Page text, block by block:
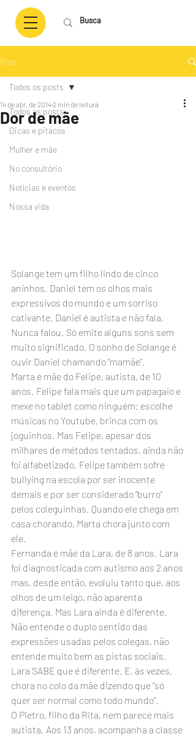
Post
Todos os posts
Dicas e pitacos
Mulher e mãe
No consultório
Notícias e eventos
Nossa vida
Todos os posts
Dor de mãe
14 de abr. de 20142 min de leitura
Solange tem um filho lindo de cinco
aninhos. Daniel tem os olhos mais
expressivos do mundo e um sorriso
cativante. Daniel é autista e não fala.
Nunca falou. Só emite alguns sons sem
muito significado. O sonho de Solange é
ouvir Daniel chamando “mamãe”.
Marta é mãe do Felipe, autista, de 10
anos. Felipe fala mais que um papagaio e
mexe no tablet como ninguém: escolhe
músicas no Youtube, brinca com os
joguinhos. Mas Felipe, apesar dos
milhares de métodos tentados, ainda não
foi alfabetizado. Felipe também sofre
bullying na escola por ser inocente
demais e por ser considerado “burro”
pelos coleguinhas. Quando ele chega em
casa chorando, Marta chora junto com
ele.
Fernanda é mãe da Lara, de 8 anos. Lara
foi diagnosticada com autismo aos 2 anos
mas, desde então, evoluiu tanto que, aos
olhos de um leigo, não aparenta
diferença. Mas Lara ainda é diferente.
Não entende o duplo sentido das
expressões usadas pelos colegas, não
entende muito bem as pistas sociais.
Lara SABE que é diferente. E, às vezes,
chora no colo da mãe dizendo que “só
quer ser normal como todo mundo”.
O Pietro, filho da Rita, nem parece mais
autista. Aos 13 anos, acompanha a classe